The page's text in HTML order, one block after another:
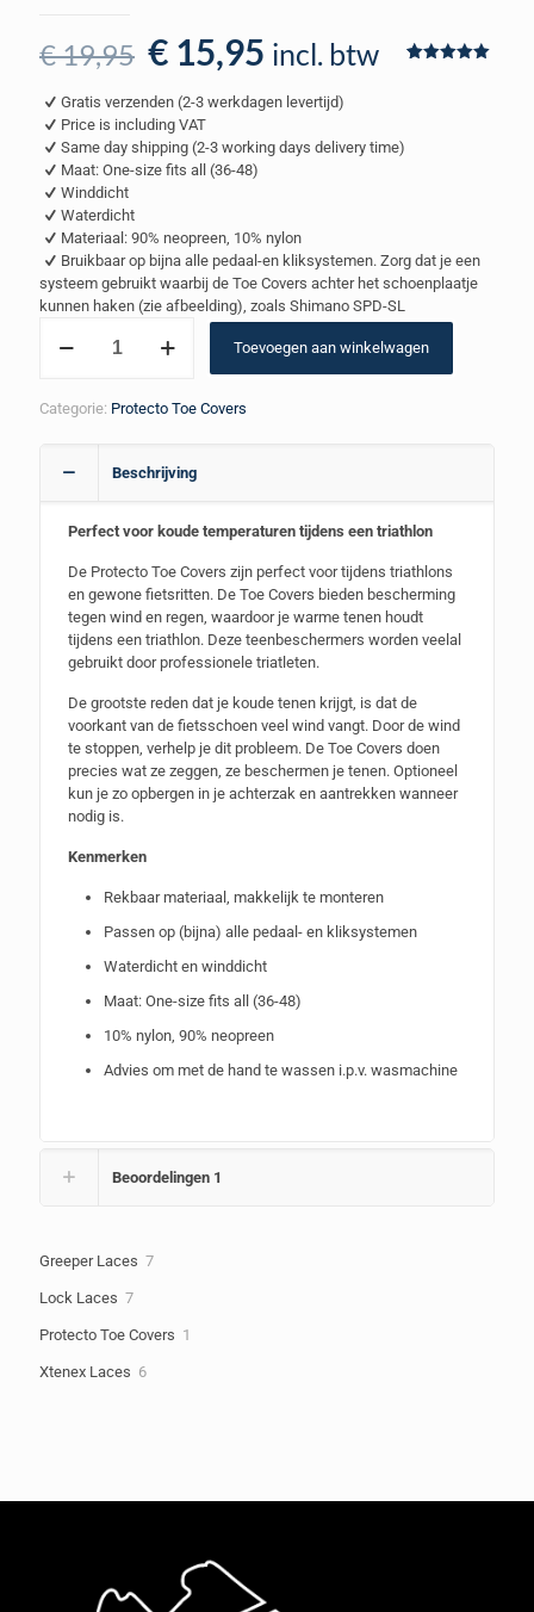
€19,95 Oorspronkelijke
prijs
was:
€ 19,95.
€ 15,95 Huidige
prijs
is:
€ 15,95.
incl. btw
Gratis verzenden (2-3 werkdagen levertijd)
Price is including VAT
Same day shipping (2-3 working days delivery time)
Maat: One-size fits all (36-48)
Winddicht
Waterdicht
Materiaal: 90% neopreen, 10% nylon
Bruikbaar op bijna alle pedaal-en kliksystemen. Zorg dat je een
systeem gebruikt waarbij de Toe Covers achter het schoenplaatje
kunnen haken (zie afbeelding), zoals Shimano SPD-SL
Toe
Toevoegen aan winkelwagen
Categorie: Protecto Toe Covers
Beschrijving
Perfect voor koude temperaturen tijdens een triathlon
De Protecto Toe Covers zijn perfect voor tijdens triathlons
en gewone fietsritten. De Toe Covers bieden bescherming
tegen wind en regen, waardoor je warme tenen houdt
tijdens een triathlon. Deze teenbeschermers worden veelal
gebruikt door professionele triatleten.
De grootste reden dat je koude tenen krijgt, is dat de
voorkant van de fietsschoen veel wind vangt. Door de wind
te stoppen, verhelp je dit probleem. De Toe Covers doen
precies wat ze zeggen, ze beschermen je tenen. Optioneel
kun je zo opbergen in je achterzak en aantrekken wanneer
nodig is.
Kenmerken
Rekbaar materiaal, makkelijk te monteren
Passen op (bijna) alle pedaal- en kliksystemen
Waterdicht en winddicht
Maat: One-size fits all (36-48)
10% nylon, 90% neopreen
Advies om met de hand te wassen i.p.v. wasmachine
Beoordelingen 1
Greeper Laces 77
Lock Laces 77
Protecto Toe Covers 1
Xtenex Laces 66